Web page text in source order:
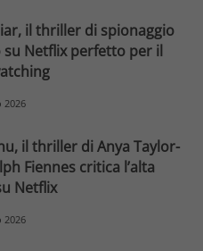
il thriller di spionaggio
su Netflix perfetto per il
2026
il thriller di Anya Taylor-
Fiennes critica l’alta
Netflix
2026